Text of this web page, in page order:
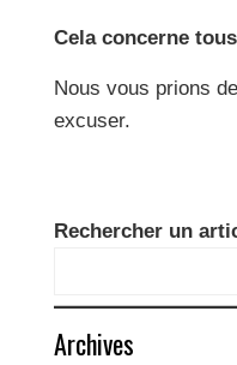
Cela concerne
Nous vous prions
excuser.
Rechercher un
Archives